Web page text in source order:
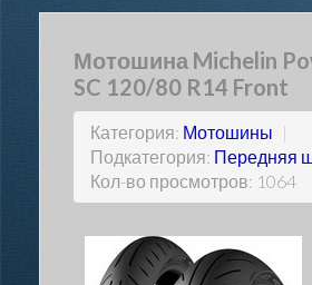
Мотошина Michelin
SC 120/80 R14 Front
Категория: Мотошины |
Подкатегория: Передняя
Кол-во просмотров: 1064